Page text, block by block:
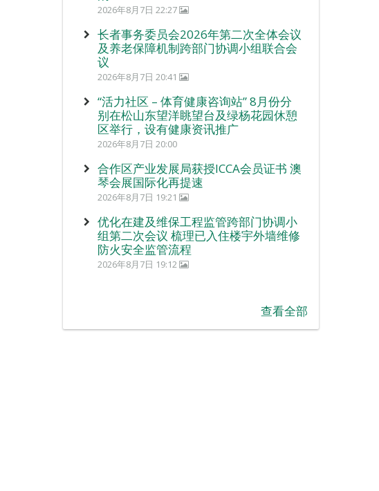
2026年8月7日 22:27
长者事务委员会2026年第二次全体会议
及养老保障机制跨部门协调小组联合会
议
2026年8月7日 20:41
“活力社区 – 体育健康咨询站” 8月份分
别在松山东望洋眺望台及绿杨花园休憩
区举行，设有健康资讯推广
2026年8月7日 20:00
合作区产业发展局获授ICCA会员证书 澳
琴会展国际化再提速
2026年8月7日 19:21
优化在建及维保工程监管跨部门协调小
组第二次会议 梳理已入住楼宇外墙维修
防火安全监管流程
2026年8月7日 19:12
查看全部